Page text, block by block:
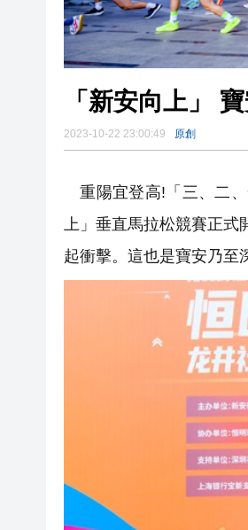
「新安向上」
2023-10-22 23:00:49 原創
重陽宜登高!「三、二、
上」垂直馬拉松競賽正式
起衝擊。這也是寶安乃至